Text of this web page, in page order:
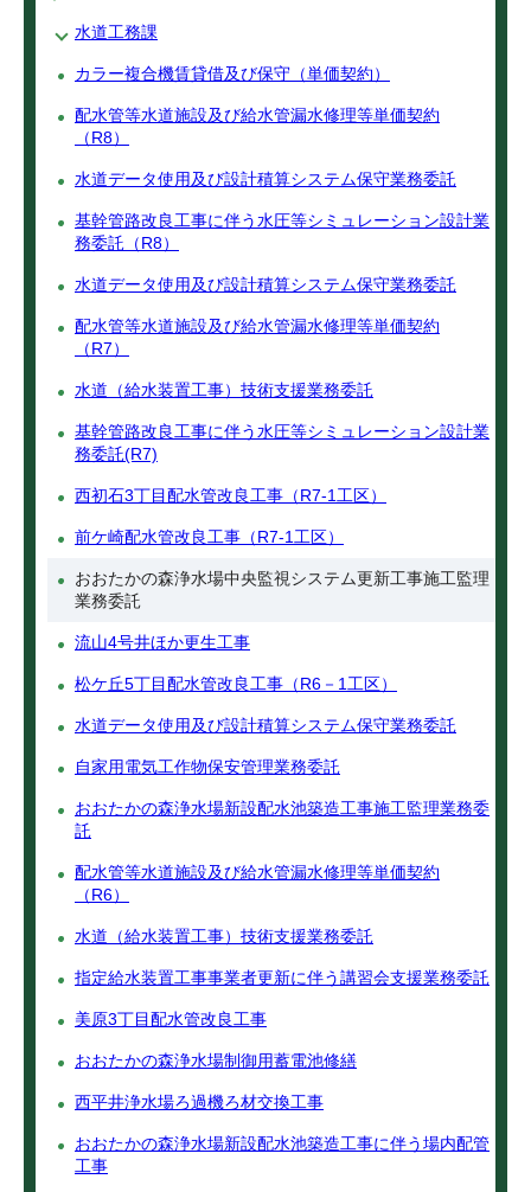
水道工務課
カラー複合機賃貸借及び保守（単価契約）
配水管等水道施設及び給水管漏水修理等単価契約
（R8）
水道データ使用及び設計積算システム保守業務委託
基幹管路改良工事に伴う水圧等シミュレーション設計業
務委託（R8）
水道データ使用及び設計積算システム保守業務委託
配水管等水道施設及び給水管漏水修理等単価契約
（R7）
水道（給水装置工事）技術支援業務委託
基幹管路改良工事に伴う水圧等シミュレーション設計業
務委託(R7)
西初石3丁目配水管改良工事（R7-1工区）
前ケ崎配水管改良工事（R7-1工区）
おおたかの森浄水場中央監視システム更新工事施工監理
業務委託
流山4号井ほか更生工事
松ケ丘5丁目配水管改良工事（R6－1工区）
水道データ使用及び設計積算システム保守業務委託
自家用電気工作物保安管理業務委託
おおたかの森浄水場新設配水池築造工事施工監理業務委
託
配水管等水道施設及び給水管漏水修理等単価契約
（R6）
水道（給水装置工事）技術支援業務委託
指定給水装置工事事業者更新に伴う講習会支援業務委託
美原3丁目配水管改良工事
おおたかの森浄水場制御用蓄電池修繕
西平井浄水場ろ過機ろ材交換工事
おおたかの森浄水場新設配水池築造工事に伴う場内配管
工事